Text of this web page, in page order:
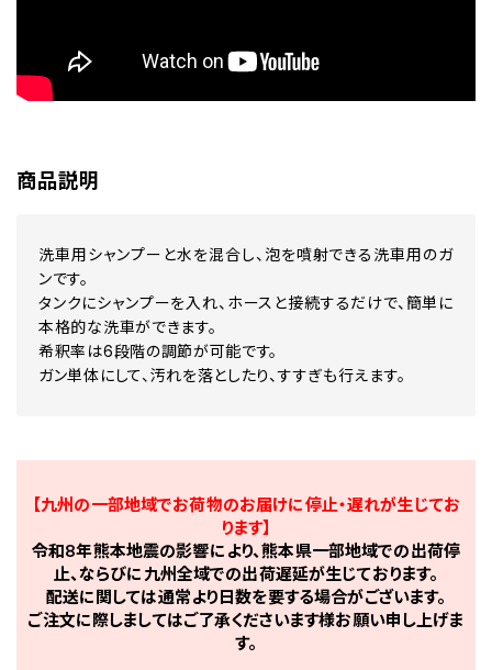
商品説明
洗車用シャンプーと水を混合し、泡を噴射できる洗車用のガ
ンです。
タンクにシャンプーを入れ、ホースと接続するだけで、簡単に
本格的な洗車ができます。
希釈率は6段階の調節が可能です。
ガン単体にして、汚れを落としたり、すすぎも行えます。
【九州の一部地域でお荷物のお届けに停止・遅れが生じてお
ります】
令和8年熊本地震の影響により、熊本県一部地域での出荷停
止、ならびに九州全域での出荷遅延が生じております。
配送に関しては通常より日数を要する場合がございます。
ご注文に際しましてはご了承くださいます様お願い申し上げま
す。